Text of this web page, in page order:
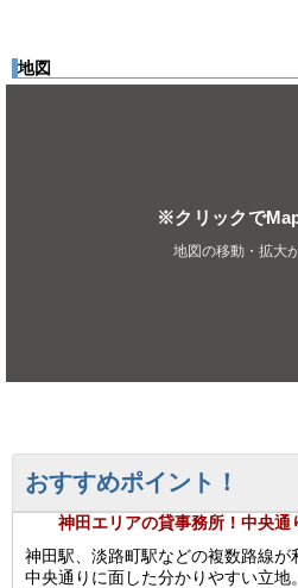
地図
※クリックで
地図の移動・拡大
おすすめポイント！
神田エリアの貸事務所！中央通
神田駅、淡路町駅などの複数路線が
中央通りに面した分かりやすい立地。